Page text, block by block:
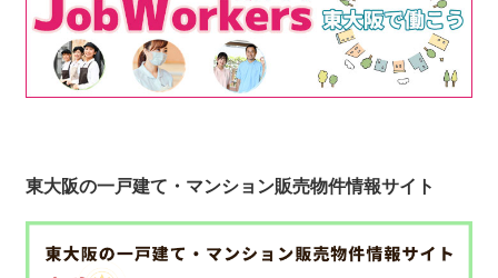
東大阪の一戸建て・マンション販売物件情報サイト